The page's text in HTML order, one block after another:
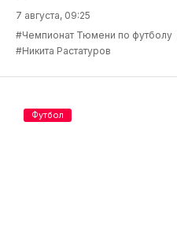
7 августа, 09:25
#Чемпионат Тюмени по футболу
#Никита Растатуров
Футбол